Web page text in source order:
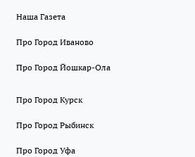
Наша Газета
Про Город Иваново
Про Город Йошкар-Ола
Про Город Курск
Про Город Рыбинск
Про Город Уфа